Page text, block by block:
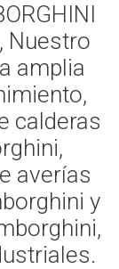
Nuestro
amplia
calderas
averías
y